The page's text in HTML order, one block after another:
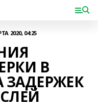
2020, 04:25
В
ЗАДЕРЖЕК